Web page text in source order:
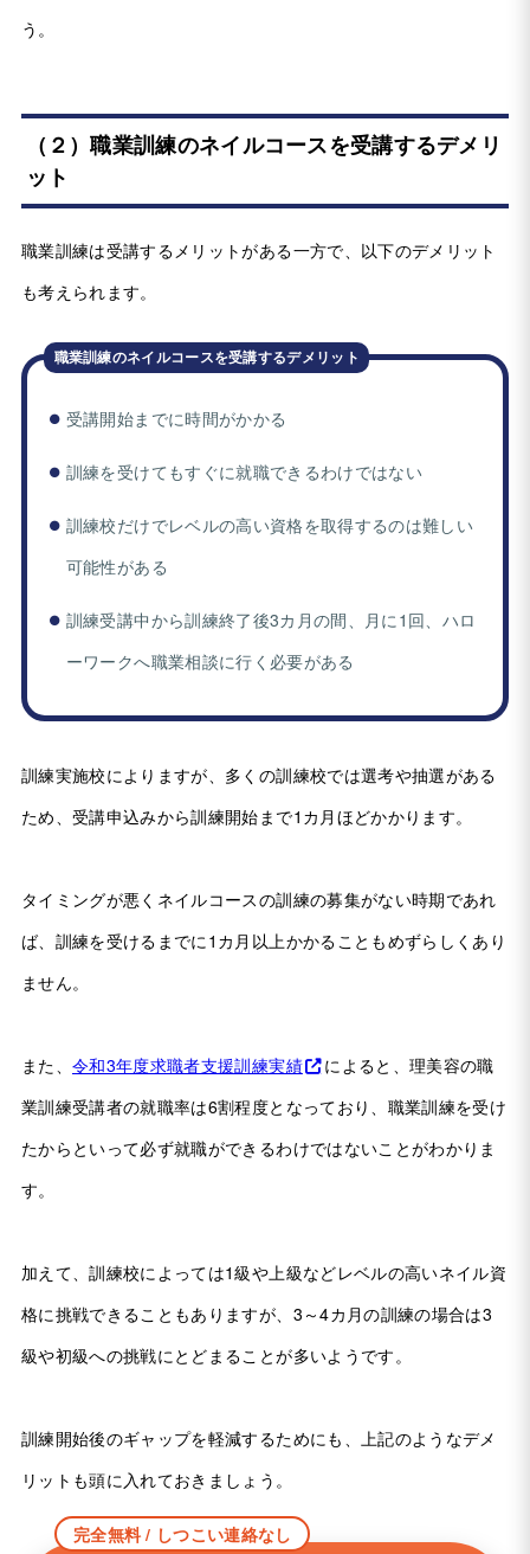
う。
（２）職業訓練のネイルコースを受講するデメリ
ット
職業訓練は受講するメリットがある一方で、以下のデメリット
も考えられます。
職業訓練のネイルコースを受講するデメリット
受講開始までに時間がかかる
訓練を受けてもすぐに就職できるわけではない
訓練校だけでレベルの高い資格を取得するのは難しい
可能性がある
訓練受講中から訓練終了後3カ月の間、月に1回、ハロ
ーワークへ職業相談に行く必要がある
訓練実施校によりますが、多くの訓練校では選考や抽選がある
ため、受講申込みから訓練開始まで1カ月ほどかかります。
タイミングが悪くネイルコースの訓練の募集がない時期であれ
ば、訓練を受けるまでに1カ月以上かかることもめずらしくあり
ません。
また、 令和3年度求職者支援訓練実績
によると、理美容の職
業訓練受講者の就職率は6割程度となっており、職業訓練を受け
たからといって必ず就職ができるわけではないことがわかりま
す。
加えて、訓練校によっては1級や上級などレベルの高いネイル資
格に挑戦できることもありますが、3～4カ月の訓練の場合は3
級や初級への挑戦にとどまることが多いようです。
訓練開始後のギャップを軽減するためにも、上記のようなデメ
リットも頭に入れておきましょう。
完全無料 / しつこい連絡なし